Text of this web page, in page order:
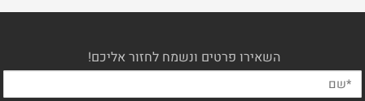
השאירו פרטים ונשמח לחזור אליכם!